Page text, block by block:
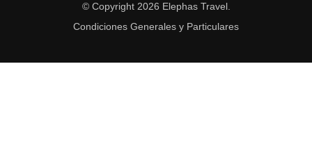
© Copyright 2026 Elephas Travel.
Condiciones Generales y Particulares